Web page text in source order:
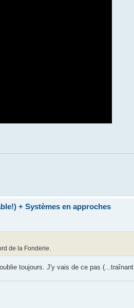
+ Systèmes en approches
de la Fonderie.
toujours. J'y vais de ce pas (...traînant